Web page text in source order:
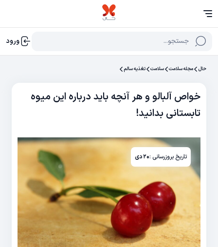
جستجو... ورود
حال مجله سلامت سلامت تغذیه سالم
خواص آلبالو و هر آنچه باید درباره این میوه
تابستانی بدانید!
تاریخ بروزرسانی :۲۰ دی